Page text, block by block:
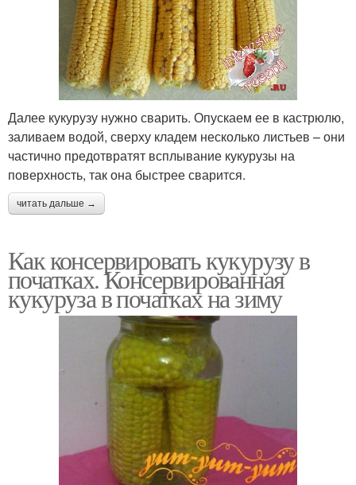
Далее кукурузу нужно сварить. Опускаем ее в кастрюлю,
заливаем водой, сверху кладем несколько листьев – они
частично предотвратят всплывание кукурузы на
поверхность, так она быстрее сварится.
читать дальше →
Как консервировать кукурузу в
початках. Консервированная
кукуруза в початках на зиму